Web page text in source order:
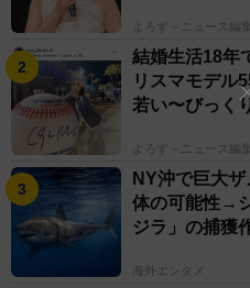
よろず～ニュース編集
結婚生活18年
リスマモデ
若い〜びっく
よろず～ニュース編集
NY沖で巨大
体の可能性→
ジラ」の捕獲
海外エンタメ